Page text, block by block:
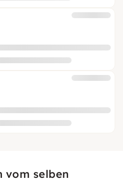
vom selben